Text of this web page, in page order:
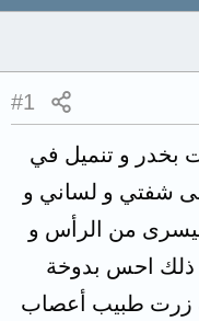
#1
بخدر و تنميل في
شفتي و لساني و
من الرأس و
ذلك احس بدوخة
زرت طبيب أعصاب